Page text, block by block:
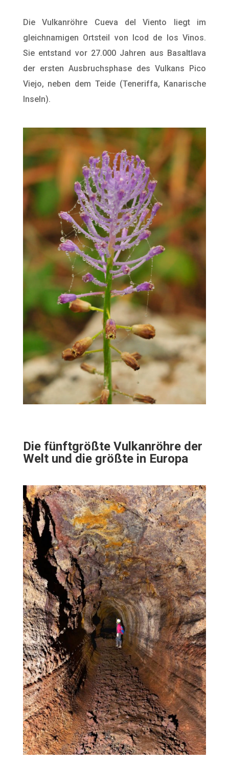
Die Vulkanröhre Cueva del Viento liegt im
gleichnamigen Ortsteil von Icod de los Vinos.
Sie entstand vor 27.000 Jahren aus Basaltlava
der ersten Ausbruchsphase des Vulkans Pico
Viejo, neben dem Teide (Teneriffa, Kanarische
Inseln).
Die fünftgrößte Vulkanröhre der
Welt und die größte in Europa